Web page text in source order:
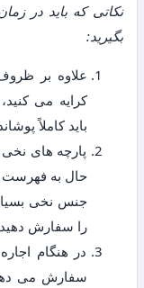
نکاتی که باید در
بگیرید:
علاوه بر
کرایه می
باید کاملاً
پارچه های
حال به فهرست
جنس نخی
را سفارش
در هنگام
سفارش می